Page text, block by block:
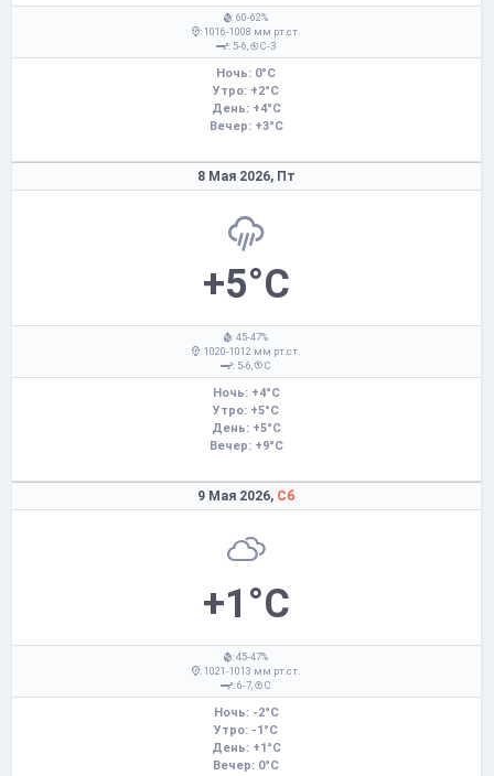
: 60-62%
: 1016-1008 мм рт.ст.
: 5-6,
С-З
Ночь: 0°C
Утро: +2°C
День: +4°C
Вечер: +3°C
8 Мая 2026, Пт
+5°C
: 45-47%
: 1020-1012 мм рт.ст.
: 5-6,
С
Ночь: +4°C
Утро: +5°C
День: +5°C
Вечер: +9°C
9 Мая 2026, Сб
+1°C
: 45-47%
: 1021-1013 мм рт.ст.
: 6-7,
С
Ночь: -2°C
Утро: -1°C
День: +1°C
Вечер: 0°C